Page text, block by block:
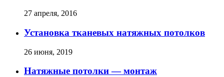
27 апреля, 2016
Установка тканевых натяжных потолков
26 июня, 2019
Натяжные потолки — монтаж